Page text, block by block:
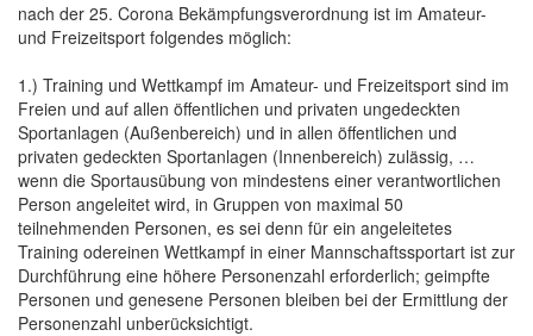
nach der 25. Corona Bekämpfungsverordnung ist im Amateur-
und Freizeitsport folgendes möglich:
1.) Training und Wettkampf im Amateur- und Freizeitsport sind im
Freien und auf allen öffentlichen und privaten ungedeckten
Sportanlagen (Außenbereich) und in allen öffentlichen und
privaten gedeckten Sportanlagen (Innenbereich) zulässig, …
wenn die Sportausübung von mindestens einer verantwortlichen
Person angeleitet wird, in Gruppen von maximal 50
teilnehmenden Personen, es sei denn für ein angeleitetes
Training odereinen Wettkampf in einer Mannschaftssportart ist zur
Durchführung eine höhere Personenzahl erforderlich; geimpfte
Personen und genesene Personen bleiben bei der Ermittlung der
Personenzahl unberücksichtigt.